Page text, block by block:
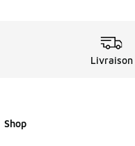
Livraison
Shop